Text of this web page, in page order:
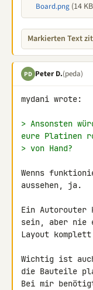
Board.png (14
Markierten Text
PD Peter D.(peda)
mydani wrote:
> Ansonsten
eure Platinen
> von Hand?
Wenns
aussehen, ja.
Ein Autorouter
sein, aber nie
Layout
Wichtig ist
die Bauteile
Bei mir